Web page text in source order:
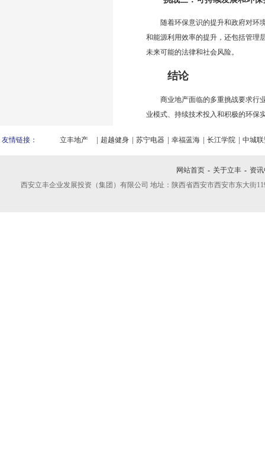
随着环保意识的提升和政府对环
和能源利用效率的提升，还包括管理
未来可能的法律和社会风险。
结论
商业地产面临的多重挑战要求行
业模式、持续技术投入和积极的环保
友情链接： 立丰地产 超越健身 苏宁电器 幸福蓝海 长江学院 中城
网站首页 - 关于立丰 - 资
西安立丰企业发展投资（集团）有限公司 地址：陕西省西安市西安市东大街